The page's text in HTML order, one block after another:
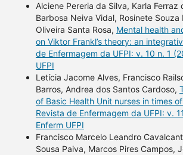
Alciene Pereria da Silva, Karla Ferraz
Barbosa Neiva Vidal, Rosinete
Oliveira Santa Rosa, Mental health
on Viktor Frankl’s theory: an
de Enfermagem da UFPI: v. 10 n. 1
UFPI
Letícia Jacome Alves, Francisco
Barros, Andrea dos Santos Cardoso,
of Basic Health Unit nurses in times
Revista de Enfermagem da UFPI: v.
Enferm UFPI
Francisco Marcelo Leandro
Sousa Paiva, Marcos Pires Campos,